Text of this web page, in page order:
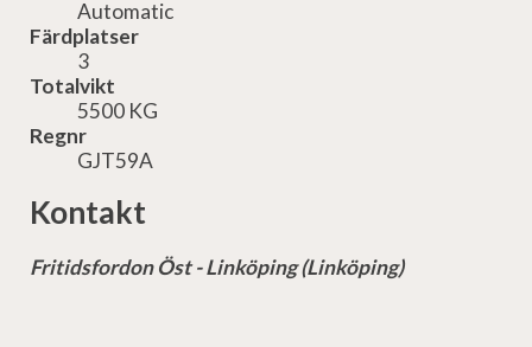
Automatic
Färdplatser
3
Totalvikt
5500 KG
Regnr
GJT59A
Kontakt
Fritidsfordon Öst - Linköping (Linköping)